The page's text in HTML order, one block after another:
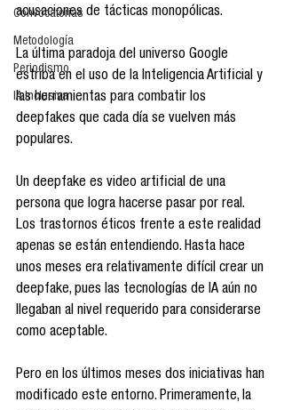
Convocatorias
Metodología
Periodismo
IA Inclusiva
acusaciones de tácticas monopólicas.
La última paradoja del universo Google
estriba en el uso de la Inteligencia Artificial y
las herramientas para combatir los
deepfakes que cada día se vuelven más
populares.
Un deepfake es video artificial de una
persona que logra hacerse pasar por real.
Los trastornos éticos frente a este realidad
apenas se están entendiendo. Hasta hace
unos meses era relativamente difícil crear un
deepfake, pues las tecnologías de IA aún no
llegaban al nivel requerido para considerarse
como aceptable.
Pero en los últimos meses dos iniciativas han
modificado este entorno. Primeramente, la